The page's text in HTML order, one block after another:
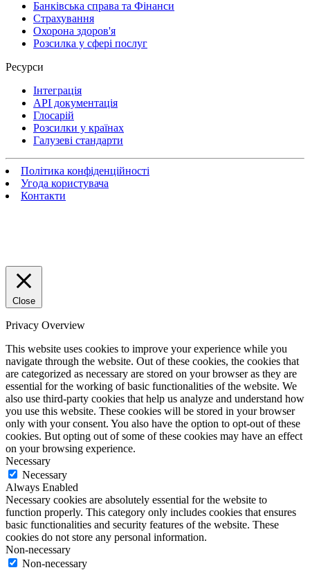
Банківська справа та Фінанси
Страхування
Охорона здоров'я
Розсилка у сфері послуг
Ресурси
Інтеграція
API документація
Глосарій
Розсилки у країнах
Галузеві стандарти
Політика конфіденційності
Угода користувача
Контакти
Close
Privacy Overview
This website uses cookies to improve your experience while you
navigate through the website. Out of these cookies, the cookies that
are categorized as necessary are stored on your browser as they are
essential for the working of basic functionalities of the website. We
also use third-party cookies that help us analyze and understand how
you use this website. These cookies will be stored in your browser
only with your consent. You also have the option to opt-out of these
cookies. But opting out of some of these cookies may have an effect
on your browsing experience.
Necessary
Necessary
Always Enabled
Necessary cookies are absolutely essential for the website to
function properly. This category only includes cookies that ensures
basic functionalities and security features of the website. These
cookies do not store any personal information.
Non-necessary
Non-necessary